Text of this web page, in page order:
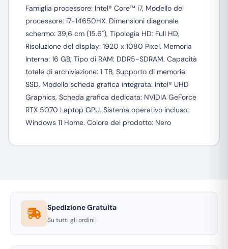
Famiglia processore: Intel® Core™ i7, Modello del
processore: i7-14650HX. Dimensioni diagonale
schermo: 39,6 cm (15.6"), Tipologia HD: Full HD,
Risoluzione del display: 1920 x 1080 Pixel. Memoria
Interna: 16 GB, Tipo di RAM: DDR5-SDRAM. Capacità
totale di archiviazione: 1 TB, Supporto di memoria:
SSD. Modello scheda grafica integrata: Intel® UHD
Graphics, Scheda grafica dedicata: NVIDIA GeForce
RTX 5070 Laptop GPU. Sistema operativo incluso:
Windows 11 Home. Colore del prodotto: Nero
Spedizione Gratuita
Su tutti gli ordini